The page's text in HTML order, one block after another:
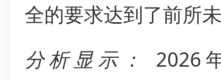
全的要求达到了前所
分析显示：
2026